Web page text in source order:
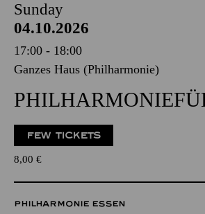
Sunday
04.10.2026
17:00 - 18:00
Ganzes Haus (Philharmonie)
FEW TICKETS
8,00 €
PHILHARMONIE ESSEN